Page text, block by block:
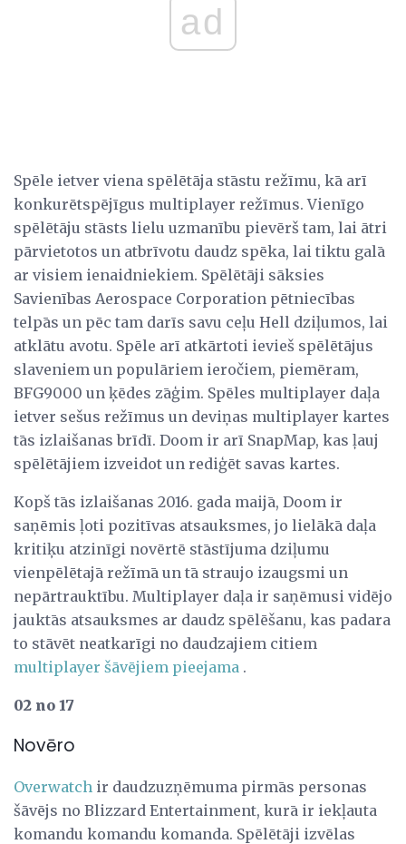
ad
Spēle ietver viena spēlētāja stāstu režīmu, kā arī
konkurētspējīgus multiplayer režīmus. Vienīgo
spēlētāju stāsts lielu uzmanību pievērš tam, lai ātri
pārvietotos un atbrīvotu daudz spēka, lai tiktu galā
ar visiem ienaidniekiem. Spēlētāji sāksies
Savienības Aerospace Corporation pētniecības
telpās un pēc tam darīs savu ceļu Hell dziļumos, lai
atklātu avotu. Spēle arī atkārtoti ievieš spēlētājus
slaveniem un populāriem ieročiem, piemēram,
BFG9000 un ķēdes zāģim. Spēles multiplayer daļa
ietver sešus režīmus un deviņas multiplayer kartes
tās izlaišanas brīdī. Doom ir arī SnapMap, kas ļauj
spēlētājiem izveidot un rediģēt savas kartes.
Kopš tās izlaišanas 2016. gada maijā, Doom ir
saņēmis ļoti pozitīvas atsauksmes, jo lielākā daļa
kritiķu atzinīgi novērtē stāstījuma dziļumu
vienpēlētajā režīmā un tā straujo izaugsmi un
nepārtrauktību. Multiplayer daļa ir saņēmusi vidējo
jauktās atsauksmes ar daudz spēlēšanu, kas padara
to stāvēt neatkarīgi no daudzajiem citiem
multiplayer šāvējiem pieejama .
02 no 17
Novēro
Overwatch ir daudzuzņēmuma pirmās personas
šāvējs no Blizzard Entertainment, kurā ir iekļauta
komandu komandu komanda. Spēlētāji izvēlas